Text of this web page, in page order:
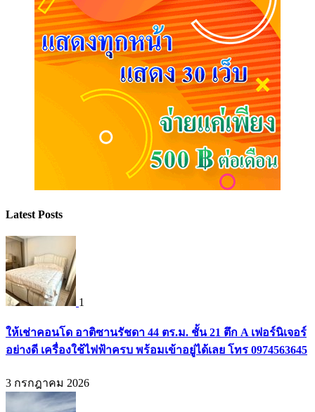
Latest Posts
1
ให้เช่าคอนโด อาติซานรัชดา 44 ตร.ม. ชั้น 21 ตึก A เฟอร์นิเจอร์
อย่างดี เครื่องใช้ไฟฟ้าครบ พร้อมเข้าอยู่ได้เลย โทร 0974563645
3 กรกฎาคม 2026